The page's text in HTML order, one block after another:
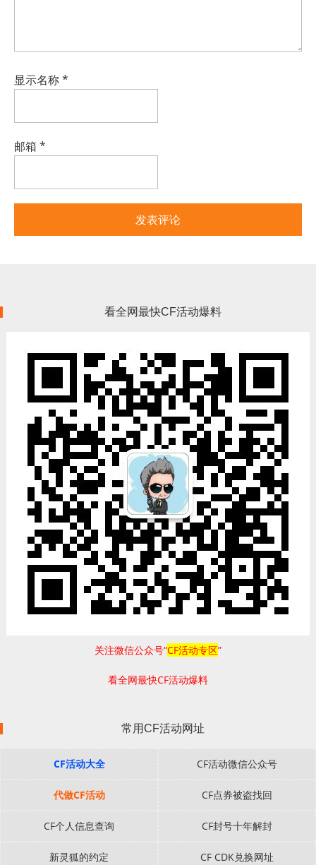
显示名称*
邮箱 *
看全网最快CF活动爆料
关注微信公众号“CF活动专区”
看全网最快CF活动爆料
常用CF活动网址
CF活动大全 CF活动微信公众号
代做CF活动 CF点券被盗找回
CF个人信息查询 CF封号十年解封
新灵狐的约定 CF CDK兑换网址